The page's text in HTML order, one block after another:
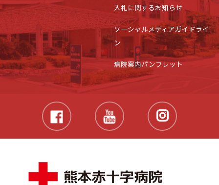
入札に関するお知らせ
ソーシャルメディアガイドライ
ン
病院案内パンフレット